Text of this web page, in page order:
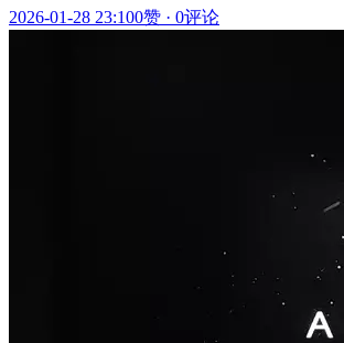
2026-01-28 23:100赞 · 0评论